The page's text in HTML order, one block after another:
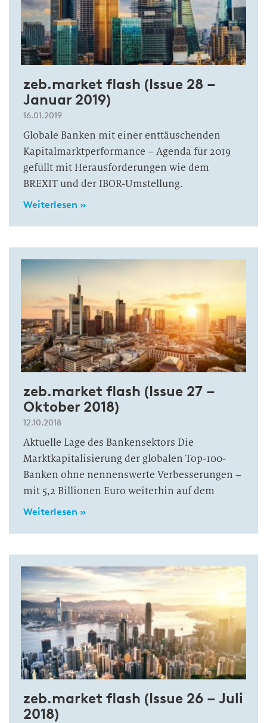
zeb.market flash (Issue 28 –
Januar 2019)
16.01.2019
Globale Banken mit einer enttäuschenden
Kapitalmarktperformance – Agenda für 2019
gefüllt mit Herausforderungen wie dem
BREXIT und der IBOR-Umstellung.
Weiterlesen »
zeb.market flash (Issue 27 –
Oktober 2018)
12.10.2018
Aktuelle Lage des Bankensektors Die
Marktkapitalisierung der globalen Top-100-
Banken ohne nennenswerte Verbesserungen –
mit 5,2 Billionen Euro weiterhin auf dem
Weiterlesen »
zeb.market flash (Issue 26 – Juli
2018)